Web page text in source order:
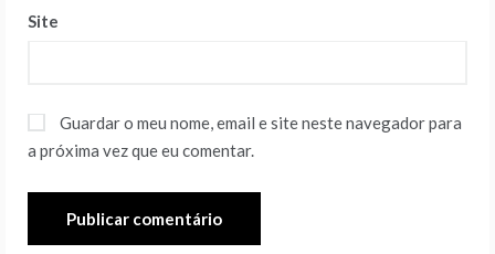
Site
Guardar o meu nome, email e site neste navegador para
a próxima vez que eu comentar.